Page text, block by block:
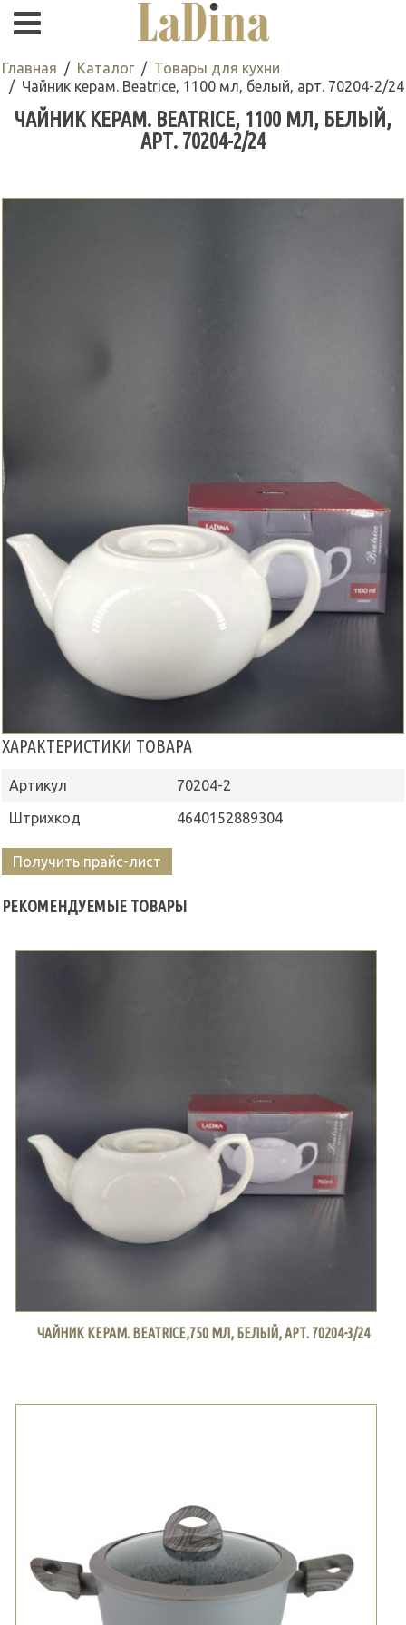
Главная Каталог
Товары для кухни
Чайник керам. Beatrice, 1100 мл, белый, арт. 70204-2/24
ЧАЙНИК КЕРАМ. BEATRICE, 1100 МЛ, БЕЛЫЙ,
АРТ. 70204-2/24
ХАРАКТЕРИСТИКИ ТОВАРА
Артикул
70204-2
Штрихкод
4640152889304
Получить прайс-лист
РЕКОМЕНДУЕМЫЕ ТОВАРЫ
ЧАЙНИК КЕРАМ. BEATRICE,750 МЛ, БЕЛЫЙ, АРТ. 70204-3/24